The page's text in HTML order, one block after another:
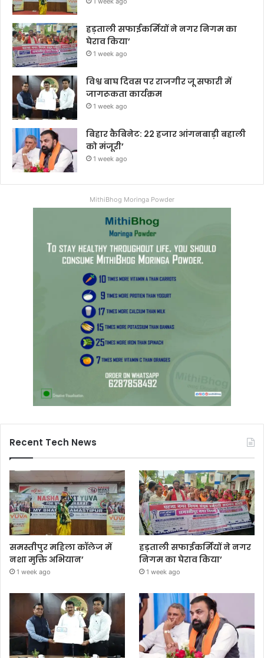
हड़ताली सफाईकर्मियों ने नगर निगम का
घेराव किया’
1 week ago
विश्व बाघ दिवस पर राजगीर जू सफारी में
जागरूकता कार्यक्रम
1 week ago
बिहार कैबिनेट: 22 हजार आंगनबाड़ी बहाली
को मंजूरी’
1 week ago
MithiBhog Moringa Powder
Recent Tech News
समस्तीपुर महिला कॉलेज में
नशा मुक्ति अभियान’
1 week ago
हड़ताली सफाईकर्मियों ने नगर
निगम का घेराव किया’
1 week ago